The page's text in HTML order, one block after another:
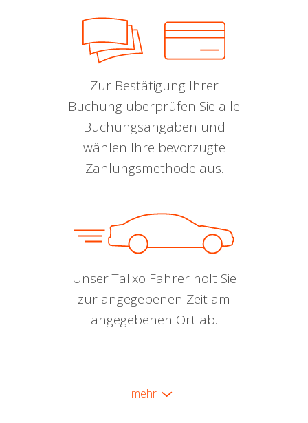
Zur Bestätigung Ihrer
Buchung überprüfen Sie alle
Buchungsangaben und
wählen Ihre bevorzugte
Zahlungsmethode aus.
Unser Talixo Fahrer holt Sie
zur angegebenen Zeit am
angegebenen Ort ab.
mehr